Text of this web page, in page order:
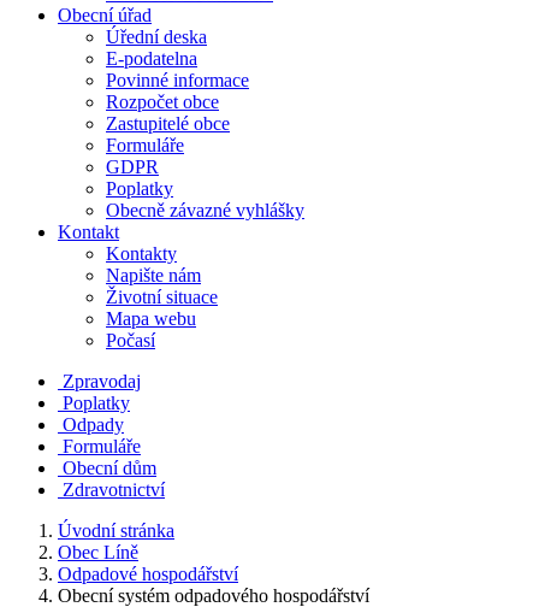
Obecní úřad
Úřední deska
E-podatelna
Povinné informace
Rozpočet obce
Zastupitelé obce
Formuláře
GDPR
Poplatky
Obecně závazné vyhlášky
Kontakt
Kontakty
Napište nám
Životní situace
Mapa webu
Počasí
Zpravodaj
Poplatky
Odpady
Formuláře
Obecní dům
Zdravotnictví
Úvodní stránka
Obec Líně
Odpadové hospodářství
Obecní systém odpadového hospodářství